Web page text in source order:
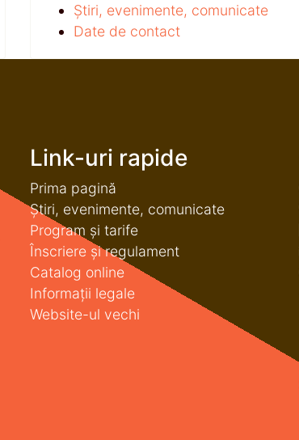
Știri, evenimente, comunicate
Date de contact
Link-uri rapide
Prima pagină
Știri, evenimente, comunicate
Program și tarife
Înscriere și regulament
Catalog online
Informații legale
Website-ul vechi